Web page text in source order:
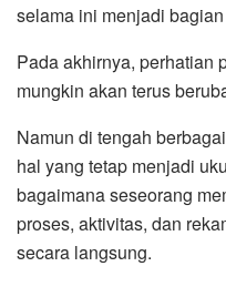
selama ini menjadi
Pada akhirnya, perhatian
mungkin akan terus
Namun di tengah
hal yang tetap menjadi
bagaimana seseorang
proses, aktivitas, dan
secara langsung.